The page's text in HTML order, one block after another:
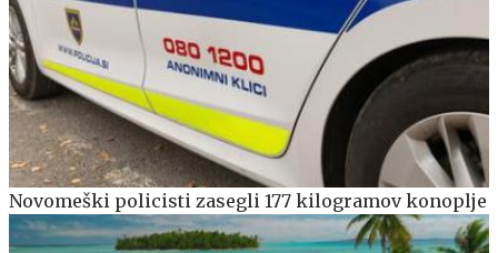
Novomeški policisti zasegli 177 kilogramov konoplje